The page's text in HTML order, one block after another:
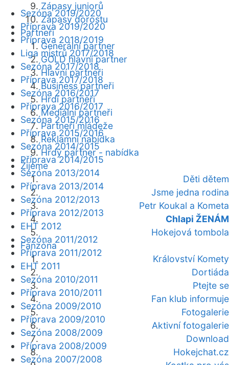
Zápasy juniorů
Zápasy dorostu
Partneři
Generální partner
GOLD hlavní partner
Hlavní partneři
Business partneři
Hrdí partneři
Mediální partneři
Partneři mládeže
Reklamní nabídka
Hrdý partner - nabídka
Žijeme
Děti dětem
Jsme jedna rodina
Petr Koukal a Kometa
Chlapi ŽENÁM
Hokejová tombola
Fanzóna
Království Komety
Dortiáda
Ptejte se
Fan klub informuje
Fotogalerie
Aktivní fotogalerie
Download
Hokejchat.cz
Sezóna 2019/2020
Příprava 2019/2020
Příprava 2018/2019
Liga mistrů 2017/2018
Sezóna 2017/2018
Příprava 2017/2018
Sezóna 2016/2017
Příprava 2016/2017
Sezóna 2015/2016
Příprava 2015/2016
Sezóna 2014/2015
Příprava 2014/2015
Sezóna 2013/2014
Příprava 2013/2014
Sezóna 2012/2013
Příprava 2012/2013
EHT 2012
Sezóna 2011/2012
Příprava 2011/2012
EHT 2011
Sezóna 2010/2011
Příprava 2010/2011
Sezóna 2009/2010
Příprava 2009/2010
Sezóna 2008/2009
Příprava 2008/2009
Sezóna 2007/2008